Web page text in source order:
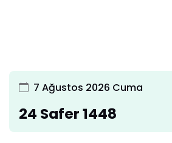
7 Ağustos 2026 Cuma
24 Safer 1448